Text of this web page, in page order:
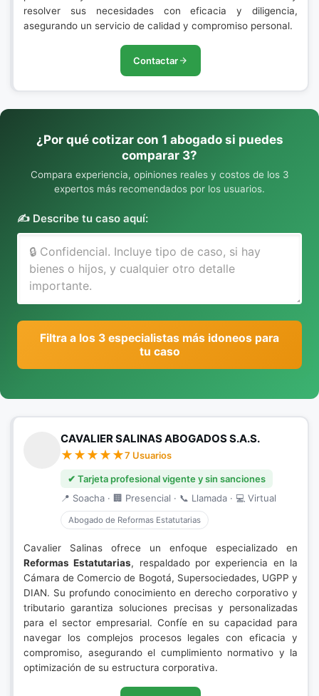
resolver sus necesidades con eficacia y diligencia,
asegurando un servicio de calidad y compromiso personal.
Contactar
¿Por qué cotizar con 1 abogado si puedes
comparar 3?
Compara experiencia, opiniones reales y costos de los 3
expertos más recomendados por los usuarios.
✍️ Describe tu caso aquí:
Filtra a los 3 especialistas más idoneos para
tu caso
CAVALIER SALINAS ABOGADOS S.A.S.
7 Usuarios
✔ Tarjeta profesional vigente y sin sanciones
📍 Soacha · 🏢 Presencial · 📞 Llamada · 💻 Virtual
Abogado de Reformas Estatutarias
Cavalier Salinas ofrece un enfoque especializado en
Reformas Estatutarias, respaldado por experiencia en la
Cámara de Comercio de Bogotá, Supersociedades, UGPP y
DIAN. Su profundo conocimiento en derecho corporativo y
tributario garantiza soluciones precisas y personalizadas
para el sector empresarial. Confíe en su capacidad para
navegar los complejos procesos legales con eficacia y
compromiso, asegurando el cumplimiento normativo y la
optimización de su estructura corporativa.